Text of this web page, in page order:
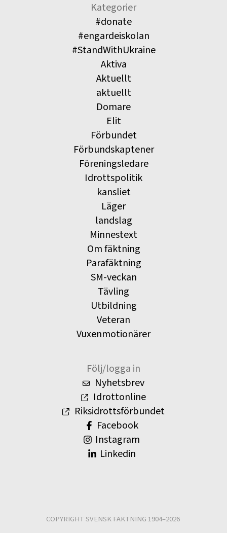
Kategorier
#donate
#engardeiskolan
#StandWithUkraine
Aktiva
Aktuellt
aktuellt
Domare
Elit
Förbundet
Förbundskaptener
Föreningsledare
Idrottspolitik
kansliet
Läger
landslag
Minnestext
Om fäktning
Parafäktning
SM-veckan
Tävling
Utbildning
Veteran
Vuxenmotionärer
Följ/logga in
Nyhetsbrev
Idrottonline
Riksidrottsförbundet
Facebook
Instagram
Linkedin
COPYRIGHT SVENSK FÄKTNING 1904–2026